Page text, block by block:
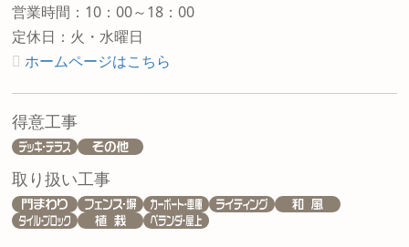
営業時間：10：00～18：00
定休日：火・水曜日
ホームページはこちら
得意工事
取り扱い工事